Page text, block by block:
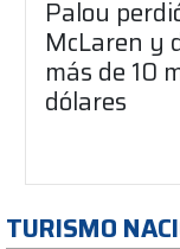
Palou
McLaren y
más de 10
dólares
TURISMO